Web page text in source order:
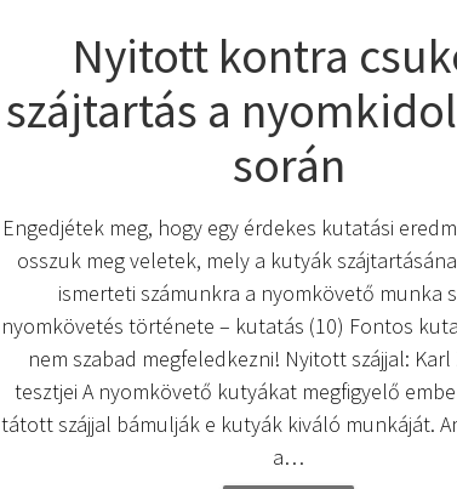
Nyitott kontra
szájtartás a
során
Engedjétek meg, hogy egy érdekes kutatási
osszuk meg veletek, mely a kutyák
ismerteti számunkra a nyomkövető munka
nyomkövetés története – kutatás (10) Fontos
nem szabad megfeledkezni! Nyitott szájjal: Karl
tesztjei A nyomkövető kutyákat megfigyelő
tátott szájjal bámulják e kutyák kiváló munkáját.
a…